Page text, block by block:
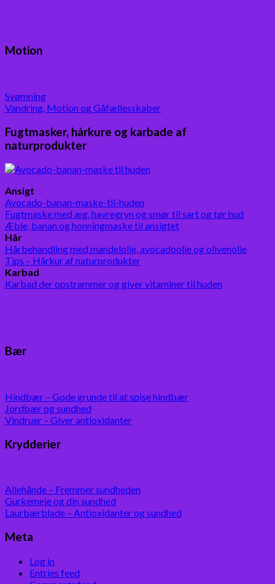
Motion
Svømning
Vandring, Motion og Gåfællesskaber
Fugtmasker, hårkure og karbade af
naturprodukter
Ansigt
Avocado-banan-maske-til-huden
Fugtmaske med æg, havregryn og smør til sart og tør hud
Æble, banan og honningmaske til ansigtet
Hår
Hårbehandling med mandelolie, avocadoolie og olivenolie
Tips – Hårkur af naturprodukter
Karbad
Karbad der opstrammer og giver vitaminer til huden
Bær
Hindbær – Gode grunde til at spise hindbær
Jordbær og sundhed
Vindruer – Giver antioxidanter
Krydderier
Allehånde – Fremmer sundheden
Gurkemeje og din sundhed
Laurbærblade – Antioxidanter og sundhed
Meta
Log in
Entries feed